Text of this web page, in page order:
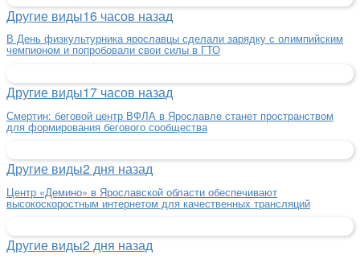
Другие виды16 часов назад
В День физкультурника ярославцы сделали зарядку с олимпийским
чемпионом и попробовали свои силы в ГТО
Другие виды17 часов назад
Смертин: беговой центр ВФЛА в Ярославле станет пространством
для формирования бегового сообщества
Другие виды2 дня назад
Центр «Демино» в Ярославской области обеспечивают
высокоскоростным интернетом для качественных трансляций
Другие виды2 дня назад